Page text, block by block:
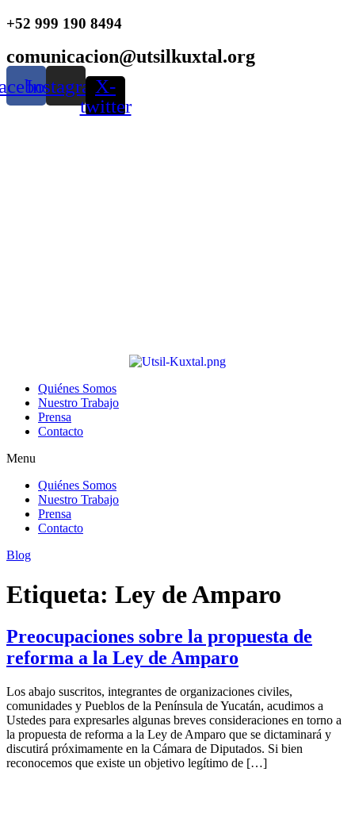
Ir
+52 999 190 8494
comunicacion@utsilkuxtal.org
InstagramX-
twitter
Quiénes Somos
Nuestro Trabajo
Prensa
Contacto
Menu
Quiénes Somos
Nuestro Trabajo
Prensa
Contacto
Blog
Etiqueta: Ley de Amparo
Preocupaciones sobre la propuesta de
reforma a la Ley de Amparo
Los abajo suscritos, integrantes de organizaciones civiles,
comunidades y Pueblos de la Península de Yucatán, acudimos a
Ustedes para expresarles algunas breves consideraciones en torno a
la propuesta de reforma a la Ley de Amparo que se dictaminará y
discutirá próximamente en la Cámara de Diputados. Si bien
reconocemos que existe un objetivo legítimo de […]